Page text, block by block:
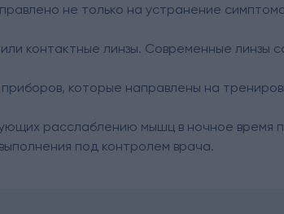
не только на устранение
контактные линзы. Современные линзы
которые направлены на
расслаблению мышц в ночное время
под контролем врача.